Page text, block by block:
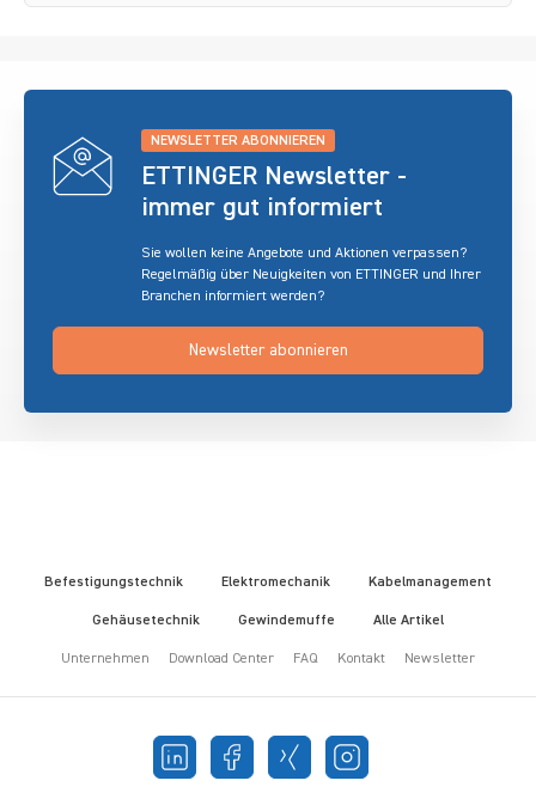
NEWSLETTER ABONNIEREN
ETTINGER Newsletter -
immer gut informiert
Sie wollen keine Angebote und Aktionen verpassen?
Regelmäßig über Neuigkeiten von ETTINGER und Ihrer
Branchen informiert werden?
Newsletter abonnieren
Befestigungstechnik Elektromechanik Kabelmanagement
Gehäusetechnik Gewindemuffe Alle Artikel
Unternehmen Download Center FAQ Kontakt Newsletter